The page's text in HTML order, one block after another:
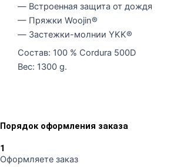
— Встроенная защита от дождя
— Пряжки Woojin®
— Застежки-молнии YKK®
Состав: 100 % Cordura 500D
Вес: 1300 g.
Порядок оформления заказа
1
Оформляете заказ